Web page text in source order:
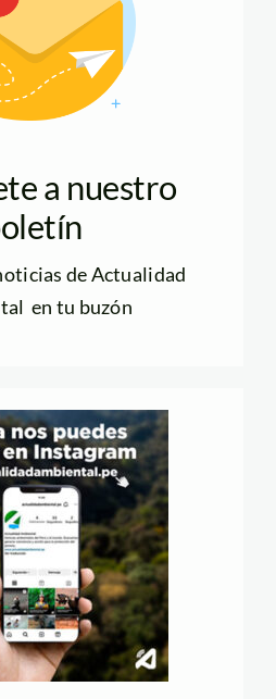
a nuestro
de Actualidad
en tu buzón